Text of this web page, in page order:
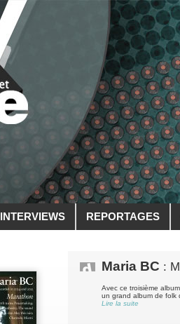
INTERVIEWS REPORTAGES
Maria BC :
Avec ce troisième
un grand album de folk
Lire la suite